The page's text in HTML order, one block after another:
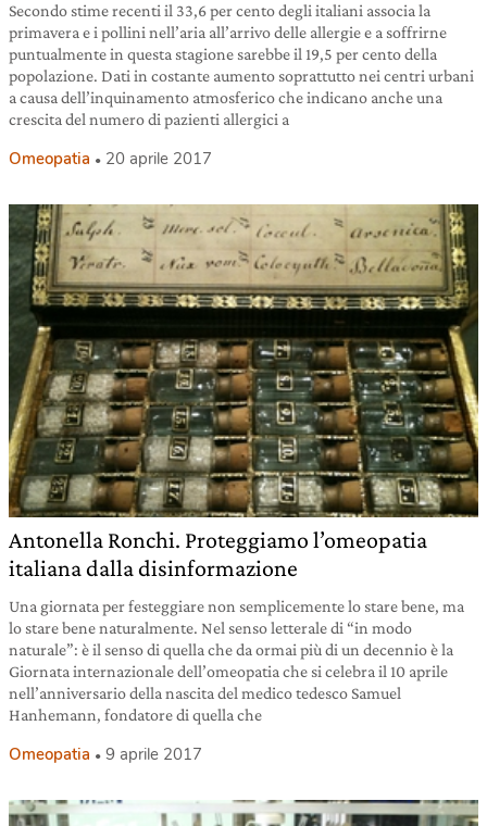
Secondo stime recenti il 33,6 per cento degli italiani associa la
primavera e i pollini nell’aria all’arrivo delle allergie e a soffrirne
puntualmente in questa stagione sarebbe il 19,5 per cento della
popolazione. Dati in costante aumento soprattutto nei centri urbani
a causa dell’inquinamento atmosferico che indicano anche una
crescita del numero di pazienti allergici a
Omeopatia 20 aprile 2017
Antonella Ronchi. Proteggiamo l’omeopatia
italiana dalla disinformazione
Una giornata per festeggiare non semplicemente lo stare bene, ma
lo stare bene naturalmente. Nel senso letterale di “in modo
naturale”: è il senso di quella che da ormai più di un decennio è la
Giornata internazionale dell’omeopatia che si celebra il 10 aprile
nell’anniversario della nascita del medico tedesco Samuel
Hanhemann, fondatore di quella che
Omeopatia 9 aprile 2017